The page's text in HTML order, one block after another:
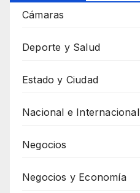
Cámaras
Deporte y Salud
Estado y Ciudad
Nacional e Internacional
Negocios
Negocios y Economía